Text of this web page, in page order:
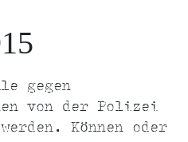
gegen
von der Polizei
Können oder